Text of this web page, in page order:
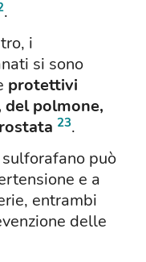
.
i
si sono
protettivi
del polmone,
23.
può
e a
entrambi
delle